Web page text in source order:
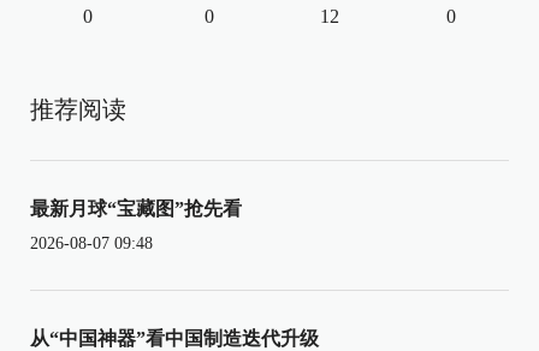
0 0 12 0
推荐阅读
最新月球“宝藏图”抢先看
2026-08-07 09:48
从“中国神器”看中国制造迭代升级